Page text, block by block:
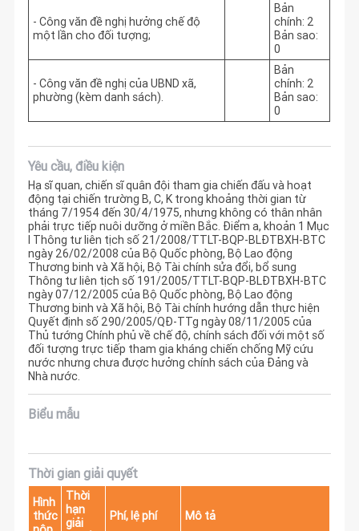
- Công văn đề nghị hưởng chế độ
một lần cho đối tượng;
Bản
chính: 2
Bản sao:
0
- Công văn đề nghị của UBND xã,
phường (kèm danh sách).
Bản
chính: 2
Bản sao:
0
Yêu cầu, điều kiện
Hạ sĩ quan, chiến sĩ quân đội tham gia chiến đấu và hoạt
động tại chiến trường B, C, K trong khoảng thời gian từ
tháng 7/1954 đến 30/4/1975, nhưng không có thân nhân
phải trực tiếp nuôi dưỡng ở miền Bắc. Điểm a, khoản 1 Mục
I Thông tư liên tịch số 21/2008/TTLT-BQP-BLĐTBXH-BTC
ngày 26/02/2008 của Bộ Quốc phòng, Bộ Lao động
Thương binh và Xã hội, Bộ Tài chính sửa đổi, bổ sung
Thông tư liên tịch số 191/2005/TTLT-BQP-BLĐTBXH-BTC
ngày 07/12/2005 của Bộ Quốc phòng, Bộ Lao động
Thương binh và Xã hội, Bộ Tài chính hướng dẫn thực hiện
Quyết định số 290/2005/QĐ-TTg ngày 08/11/2005 của
Thủ tướng Chính phủ về chế độ, chính sách đối với một số
đối tượng trực tiếp tham gia kháng chiến chống Mỹ cứu
nước nhưng chưa được hưởng chính sách của Đảng và
Nhà nước.
Biểu mẫu
Thời gian giải quyết
Hình
thức
Thời
hạn
giải
Phí, lệ phí Mô tả